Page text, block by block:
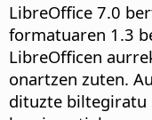
LibreOffice 7.0
formatuaren 1.3
LibreOfficen
onartzen zuten.
dituzte biltegiratu